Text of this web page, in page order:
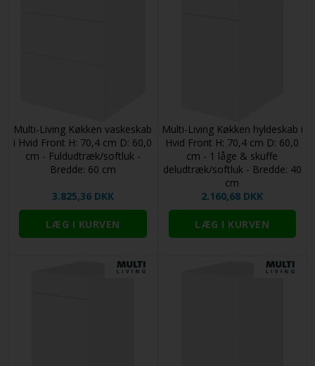
Multi-Living Køkken vaskeskab
i Hvid Front H: 70,4 cm D: 60,0
cm - Fuldudtræk/softluk -
Bredde: 60 cm
3.825,36 DKK
Multi-Living Køkken hyldeskab i
Hvid Front H: 70,4 cm D: 60,0
cm - 1 låge & skuffe
deludtræk/softluk - Bredde: 40
cm
2.160,68 DKK